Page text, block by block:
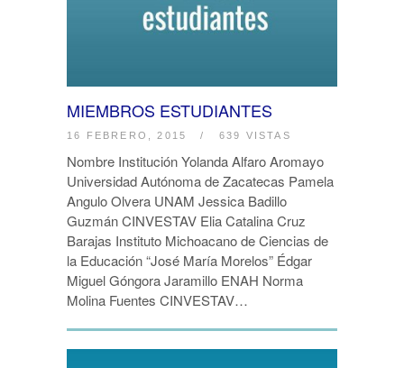
MIEMBROS ESTUDIANTES
16 FEBRERO, 2015 / 639 VISTAS
Nombre Institución Yolanda Alfaro Aromayo
Universidad Autónoma de Zacatecas Pamela
Angulo Olvera UNAM Jessica Badillo
Guzmán CINVESTAV Elia Catalina Cruz
Barajas Instituto Michoacano de Ciencias de
la Educación “José María Morelos” Édgar
Miguel Góngora Jaramillo ENAH Norma
Molina Fuentes CINVESTAV…